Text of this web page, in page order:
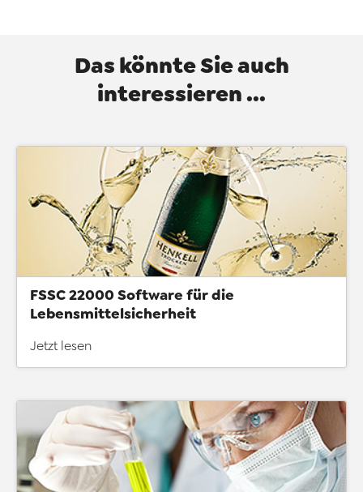
Das könnte Sie auch
interessieren ...
FSSC 22000 Software für die
Lebensmittelsicherheit
Jetzt lesen